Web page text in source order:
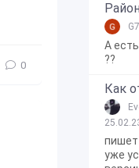
0
А
??
пишет
уже